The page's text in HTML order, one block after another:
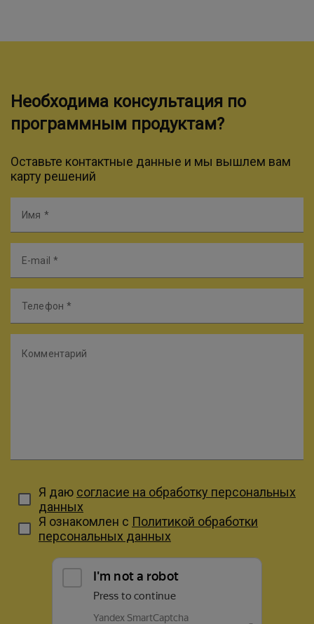
Необходима консультация по
программным продуктам?
Оставьте контактные данные и мы вышлем вам
карту решений
Имя
E-mail
Телефон
Комментарий
Я даю согласие на обработку персональных
данных
Я ознакомлен с Политикой обработки
персональных данных